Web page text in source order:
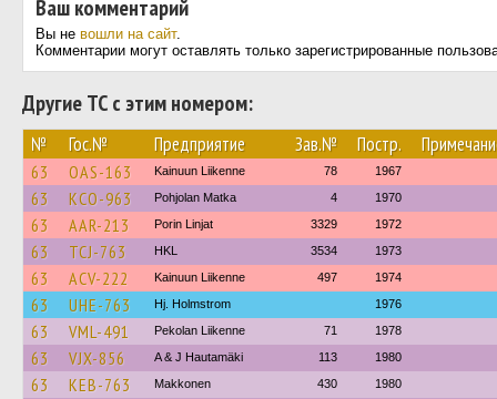
Ваш комментарий
Вы не вошли на сайт.
Комментарии могут оставлять только зарегистрированные
Другие ТС с этим номером:
№ Гос.№ Предприятие Зав.№ Постр.
63 OAS-163 Kainuun Liikenne 78 1967
63 KCO-963 Pohjolan Matka 4 1970
63 AAR-213 Porin Linjat 3329 1972
63 TCJ-763 HKL 3534 1973
63 ACV-222 Kainuun Liikenne 497 1974
63 UHE-763 Hj. Holmstrom 1976
63 VML-491 Pekolan Liikenne 71 1978
63 VJX-856 A & J Hautamäki 113 1980
63 KEB-763 Makkonen 430 1980